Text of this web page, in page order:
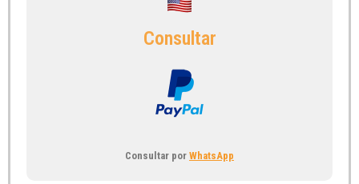
Consultar
Consultar por WhatsApp